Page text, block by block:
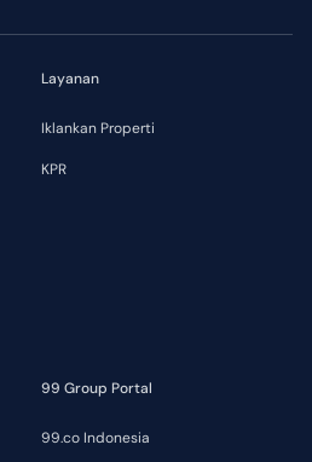
Layanan
Iklankan Properti
KPR
99 Group Portal
99.co Indonesia